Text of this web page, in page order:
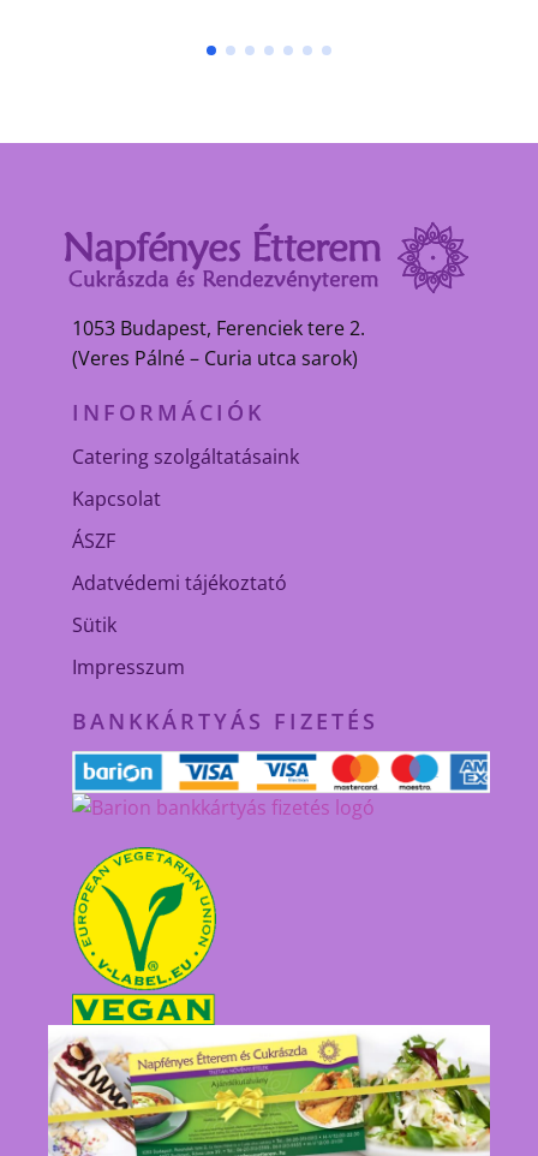
1053 Budapest, Ferenciek tere 2.
(Veres Pálné – Curia utca sarok)
INFORMÁCIÓK
Catering szolgáltatásaink
Kapcsolat
ÁSZF
Adatvédemi tájékoztató
Sütik
Impresszum
BANKKÁRTYÁS FIZETÉS